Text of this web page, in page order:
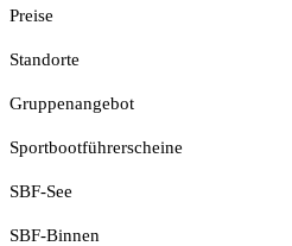
Preise
Standorte
Gruppenangebot
Sportbootführerscheine
SBF-See
SBF-Binnen